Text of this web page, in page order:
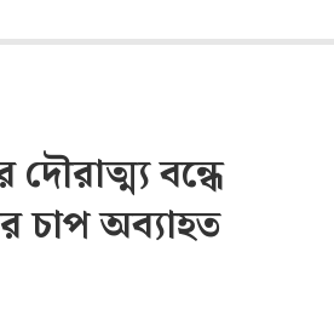
বন্ধে
চাপ অব্যাহত